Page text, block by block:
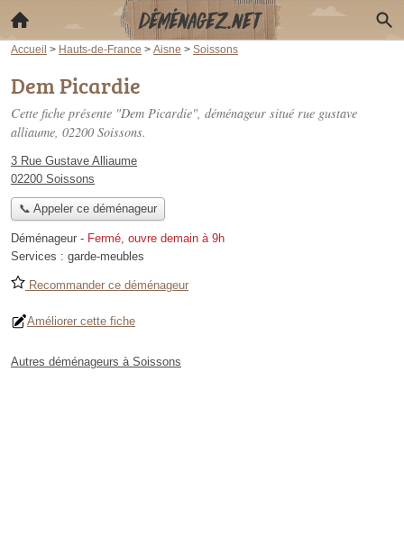
Accueil > Hauts-de-France > Aisne > Soissons
Dem Picardie
Cette fiche présente "Dem Picardie", déménageur situé rue gustave
alliaume, 02200 Soissons.
3 Rue Gustave Alliaume
02200 Soissons
📞 Appeler ce déménageur
Déménageur - Fermé, ouvre demain à 9h
Services : garde-meubles
Recommander ce déménageur
Améliorer cette fiche
Autres déménageurs à Soissons